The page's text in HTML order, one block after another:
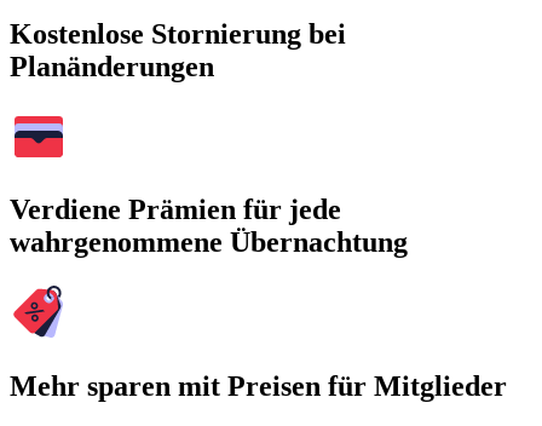
Kostenlose Stornierung bei
Planänderungen
Verdiene Prämien für jede
wahrgenommene Übernachtung
Mehr sparen mit Preisen für Mitglieder